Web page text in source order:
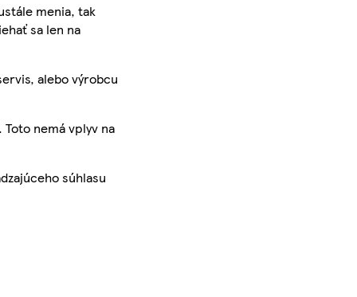
menia, tak
sa len na
alebo výrobcu
nemá vplyv na
súhlasu